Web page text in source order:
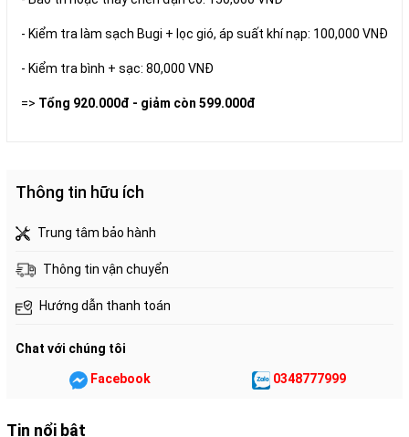
- Kiểm tra làm sạch Bugi + lọc gió, áp suất khí nạp: 100,000 VNĐ
- Kiểm tra bình + sạc: 80,000 VNĐ
=> Tổng 920.000đ - giảm còn 599.000đ
Thông tin hữu ích
Trung tâm bảo hành
Thông tin vận chuyển
Hướng dẫn thanh toán
Chat với chúng tôi
Facebook 0348777999
Tin nổi bật